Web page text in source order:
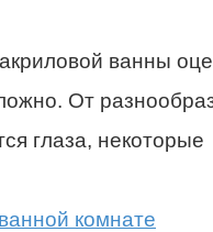
ванны
От
глаза, некоторые
комнате